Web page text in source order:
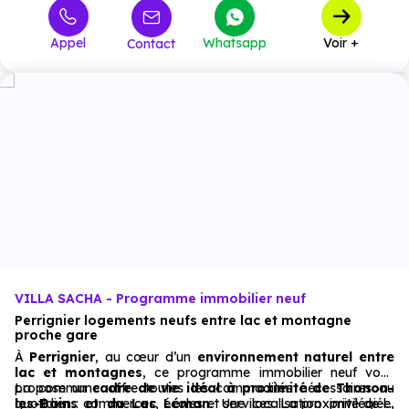
Appel Contact Whatsapp Voir +
VILLA SACHA - Programme immobilier neuf
Perrignier logements neufs entre lac et montagne
proche gare
À Perrignier, au cœur d’un environnement naturel entre
lac et montagnes, ce programme immobilier neuf vous
propose uncadre de vie idéal à proximité de Thonon-
les-Bains et du Lac Léman. Une localisation privilégiée,
La commune offre toutes les commodités nécessaires au
quotidien : commerces, écoles et services. La proximité de la